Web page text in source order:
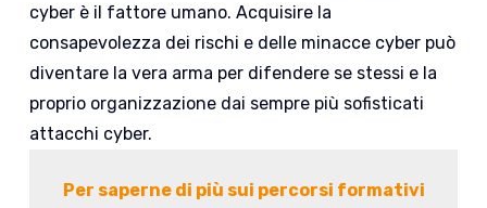
cyber è il fattore umano. Acquisire la
consapevolezza dei rischi e delle minacce cyber può
diventare la vera arma per difendere se stessi e la
proprio organizzazione dai sempre più sofisticati
attacchi cyber.
Per saperne di più sui percorsi formativi